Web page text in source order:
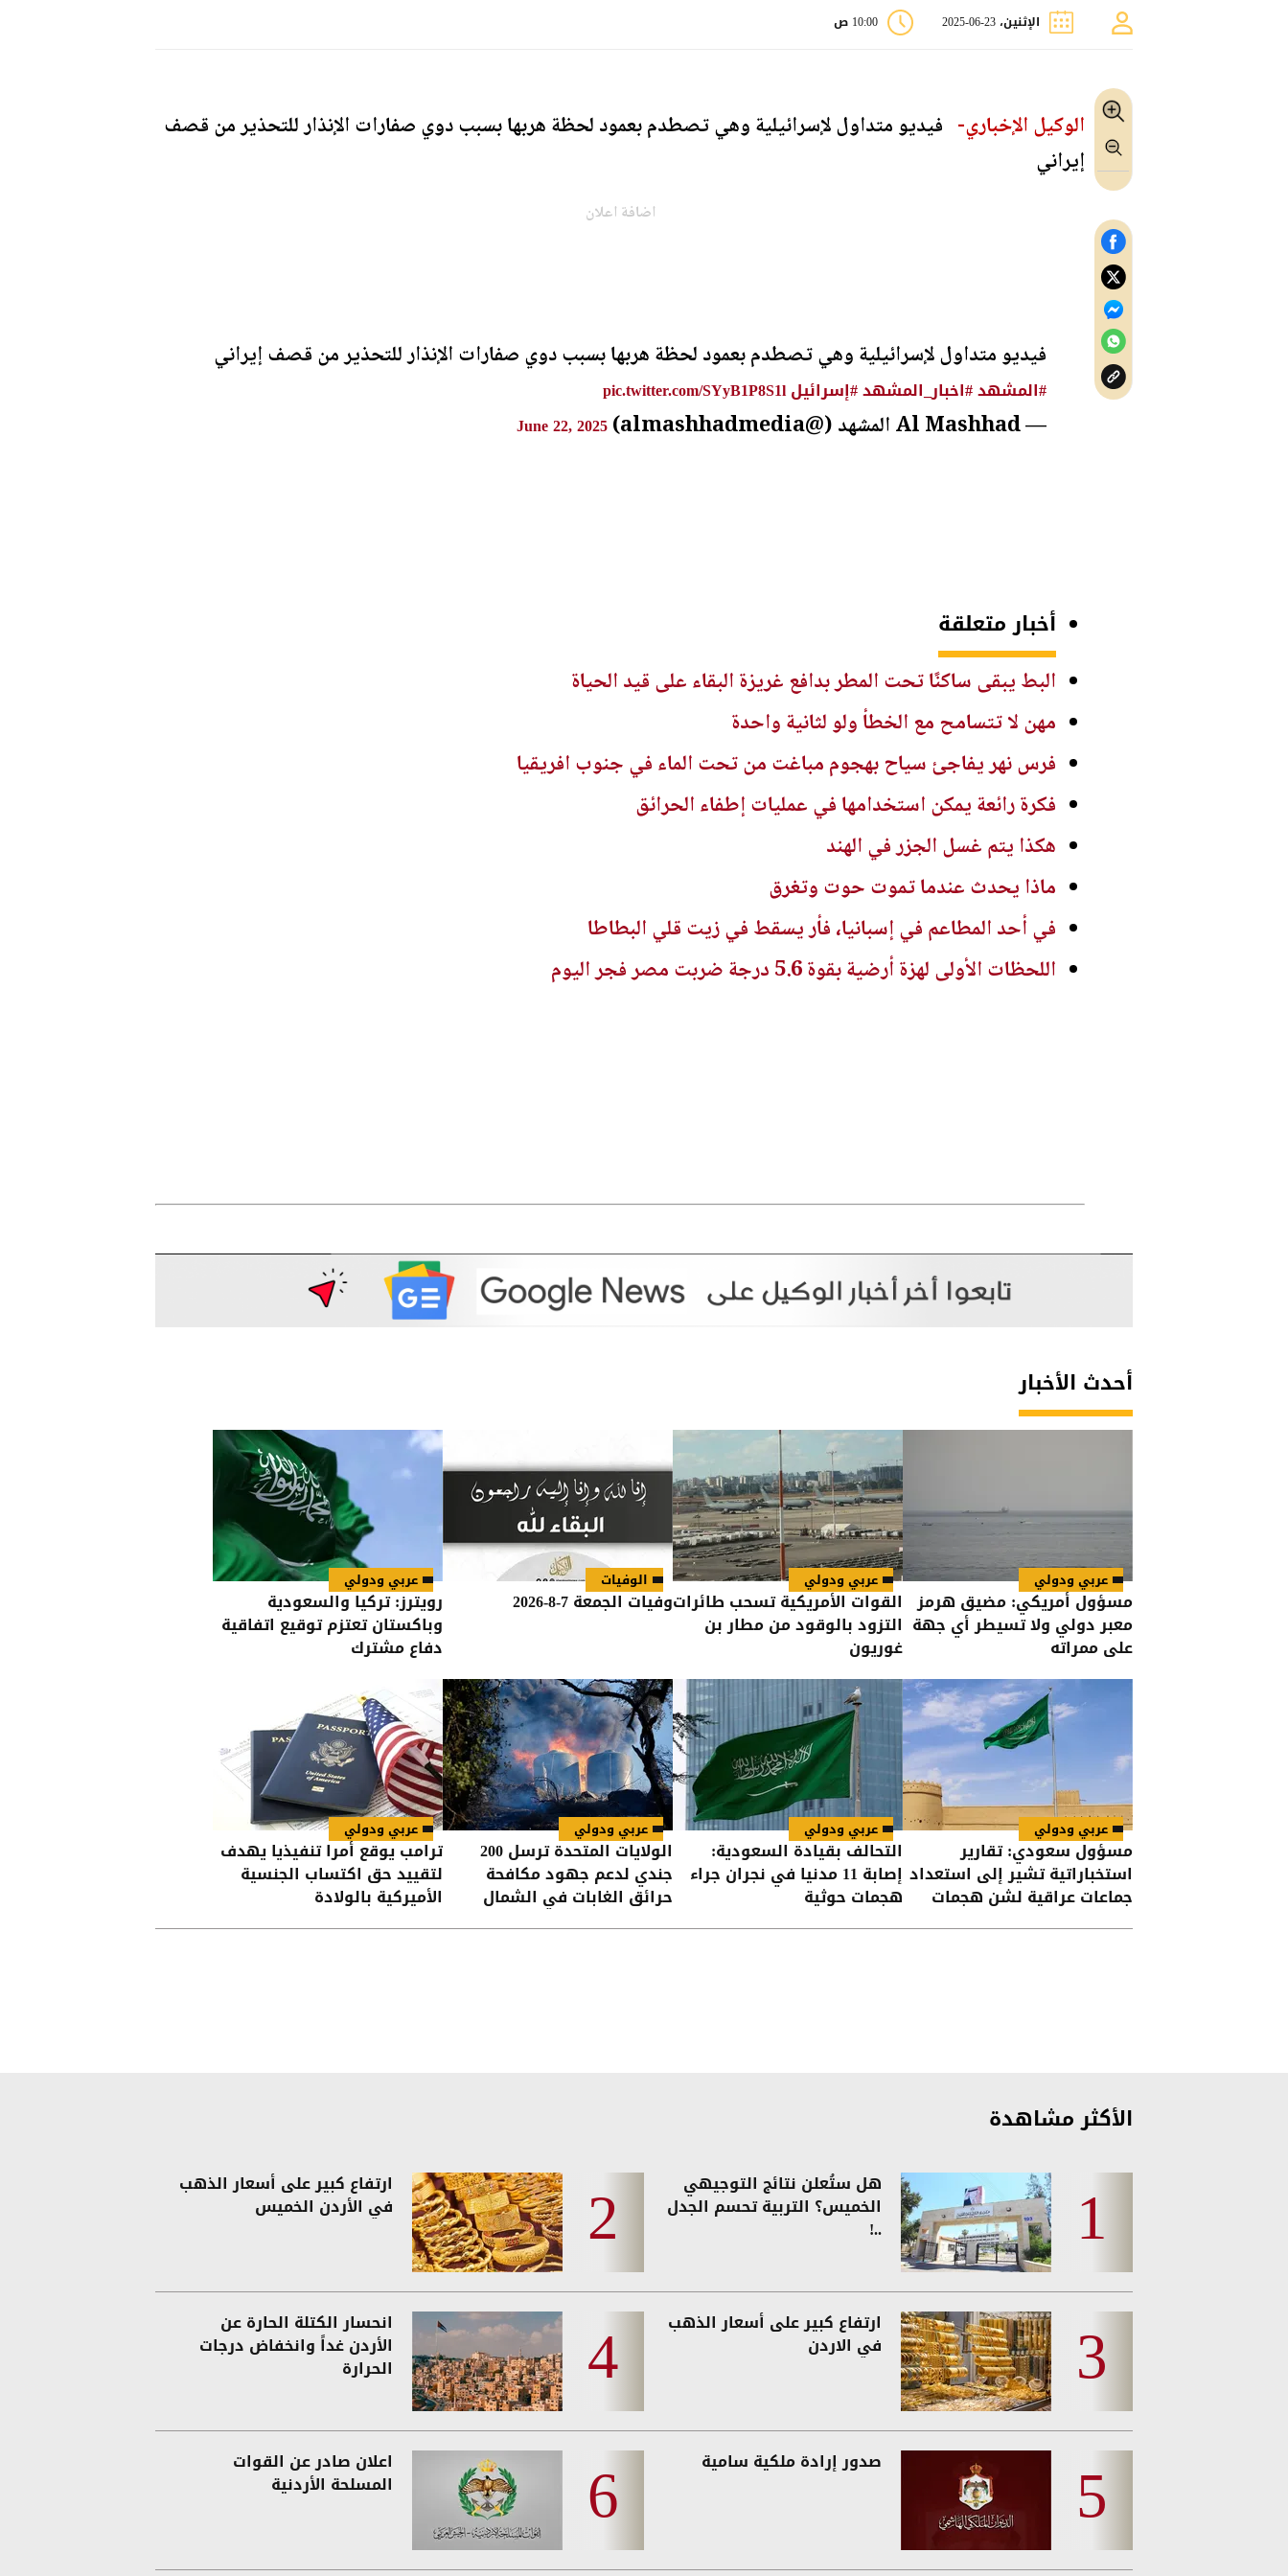
الإثنين، 23-06-2025 10:00 ص
الوكيل الإخباري- فيديو متداول لإسرائيلية وهي تصطدم بعمود لحظة هربها بسبب دوي صفارات الإنذار للتحذير من قصف
إيراني
اضافة اعلان
فيديو متداول لإسرائيلية وهي تصطدم بعمود لحظة هربها بسبب دوي صفارات الإنذار للتحذير من قصف إيراني
#المشهد#اخبار_المشهد#إسرائيلpic.twitter.com/SYyB1P8S1l
— Al Mashhad المشهد (@almashhadmedia) June 22, 2025
أخبار متعلقة
البط يبقى ساكنًا تحت المطر بدافع غريزة البقاء على قيد الحياة
مهن لا تتسامح مع الخطأ ولو لثانية واحدة
فرس نهر يفاجئ سياح بهجوم مباغت من تحت الماء في جنوب افريقيا
فكرة رائعة يمكن استخدامها في عمليات إطفاء الحرائق
هكذا يتم غسل الجزر في الهند
ماذا يحدث عندما تموت حوت وتغرق
في أحد المطاعم في إسبانيا، فأر يسقط في زيت قلي البطاطا
اللحظات الأولى لهزة أرضية بقوة 5.6 درجة ضربت مصر فجر اليوم
أحدث الأخبار
عربي ودولي
مسؤول أمريكي: مضيق هرمز
معبر دولي ولا تسيطر أي جهة
على ممراته
عربي ودولي
القوات الأمريكية تسحب طائرات
التزود بالوقود من مطار بن
غوريون
الوفيات
وفيات الجمعة 7-8-2026
عربي ودولي
رويترز: تركيا والسعودية
وباكستان تعتزم توقيع اتفاقية
دفاع مشترك
عربي ودولي
مسؤول سعودي: تقارير
استخباراتية تشير إلى استعداد
جماعات عراقية لشن هجمات
عربي ودولي
التحالف بقيادة السعودية:
إصابة 11 مدنيا في نجران جراء
هجمات حوثية
عربي ودولي
الولايات المتحدة ترسل 200
جندي لدعم جهود مكافحة
حرائق الغابات في الشمال
عربي ودولي
ترامب يوقع أمرا تنفيذيا يهدف
لتقييد حق اكتساب الجنسية
الأميركية بالولادة
الأكثر مشاهدة
هل ستُعلن نتائج التوجيهي
الخميس؟ التربية تحسم الجدل
..!
ارتفاع كبير على أسعار الذهب
في الأردن الخميس
ارتفاع كبير على أسعار الذهب
في الاردن
انحسار الكتلة الحارة عن
الأردن غداً وانخفاض درجات
الحرارة
صدور إرادة ملكية سامية اعلان صادر عن القوات
المسلحة الأردنية